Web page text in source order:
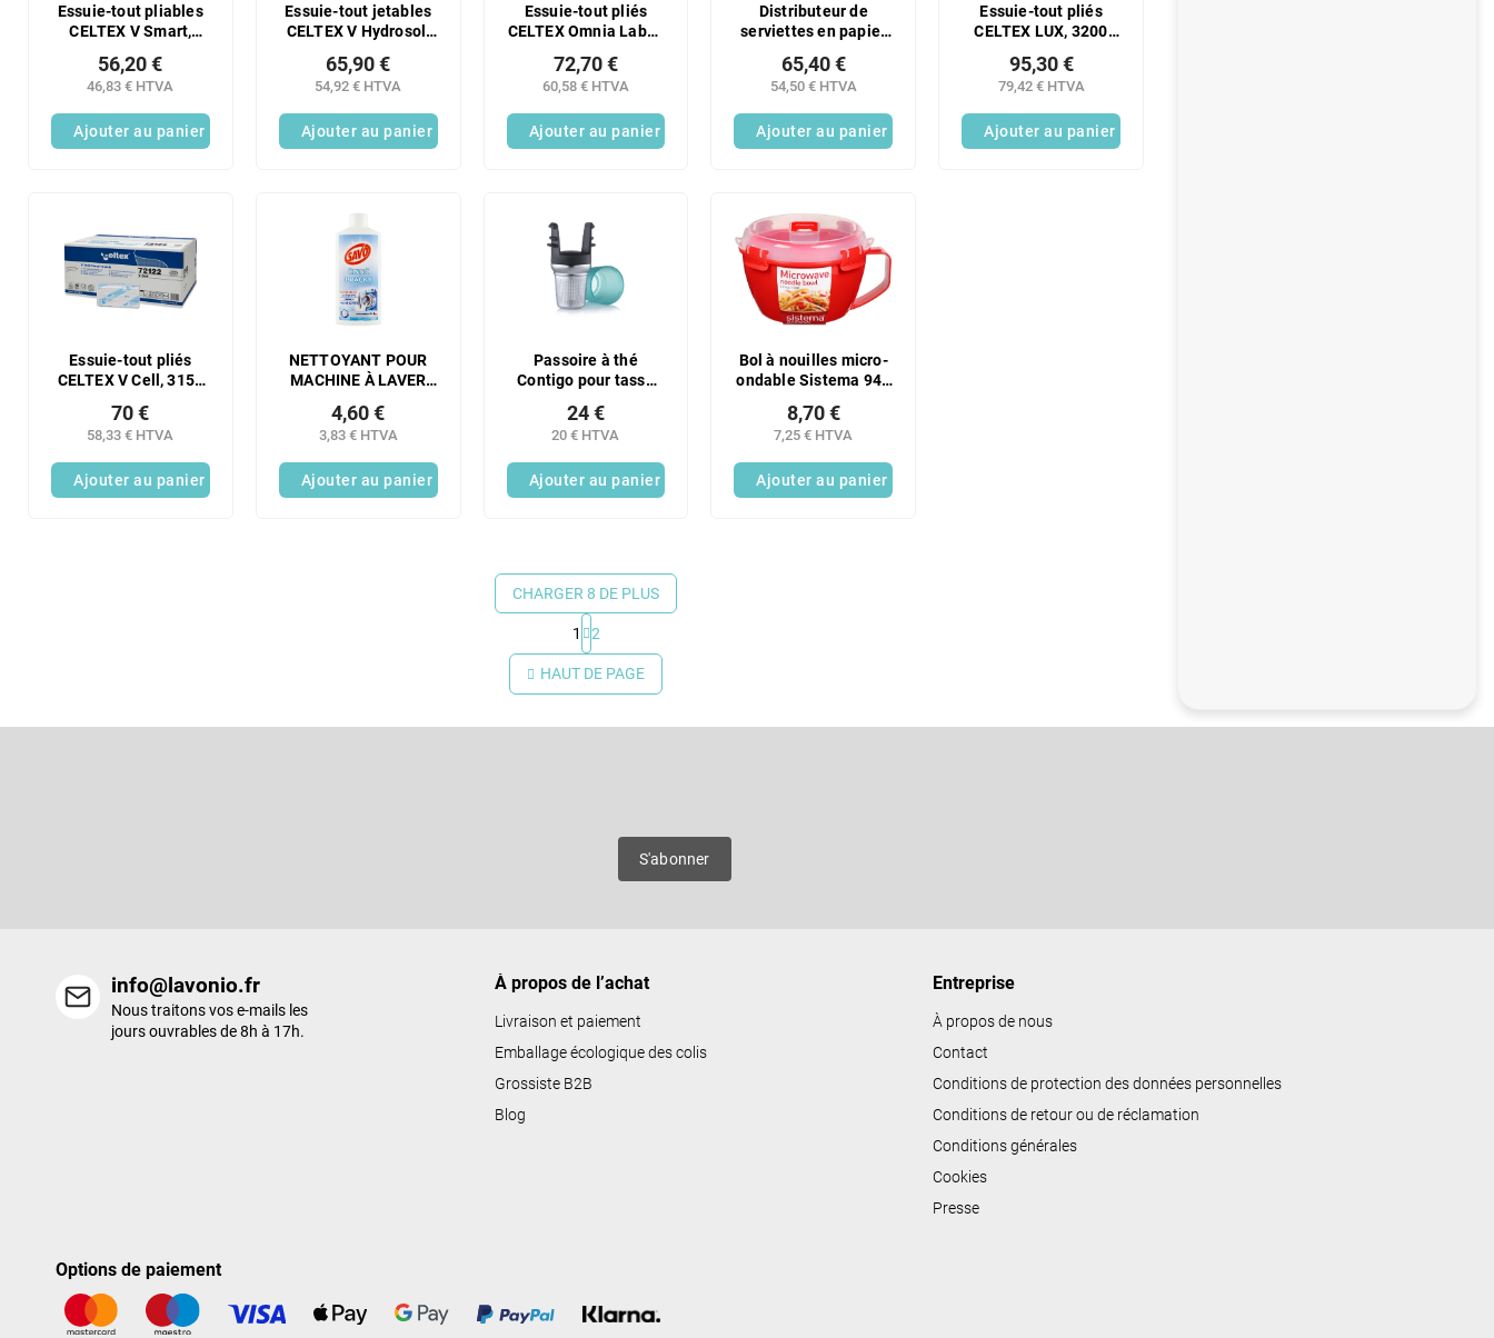
Essuie-tout pliables
CELTEX V Smart,
2 épaisseurs
46,83 € HTVA
56,20 €
Ajouter au panier
Essuie-tout jetables
CELTEX V Hydrosol,
54,92 € HTVA
65,90 €
Ajouter au panier
Essuie-tout pliés
CELTEX Omnia Labor,
plis - 1 paquet
60,58 € HTVA
72,70 €
Ajouter au panier
Distributeur de
serviettes en papier
Omnia Labor blanc
54,50 € HTVA
65,40 €
Ajouter au panier
Essuie-tout pliés
CELTEX LUX, 3200
épaisseurs
79,42 € HTVA
95,30 €
Ajouter au panier
Essuie-tout pliés
CELTEX V Cell, 3150
épaisseurs
58,33 € HTVA
70 €
Ajouter au panier
NETTOYANT POUR
MACHINE À LAVER
3,83 € HTVA
4,60 €
Ajouter au panier
Passoire à thé
Contigo pour tasse
en acier inoxydable
20 € HTVA
24 €
Ajouter au panier
Bol à nouilles micro-
ondable Sistema 940
7,25 € HTVA
8,70 €
Ajouter au panier
C
o
n
t
i
e
s
CHARGER 8 DE PLUS
1 2
HAUT DE PAGE
S'abonner
info@lavonio.fr
Nous traitons vos e-mails les
jours ouvrables de 8h à 17h.
À propos de l’achat
Livraison et paiement
Emballage écologique des colis
Grossiste B2B
Blog
Entreprise
À propos de nous
Contact
Conditions de protection des données personnelles
Conditions de retour ou de réclamation
Conditions générales
Cookies
Presse
Options de paiement